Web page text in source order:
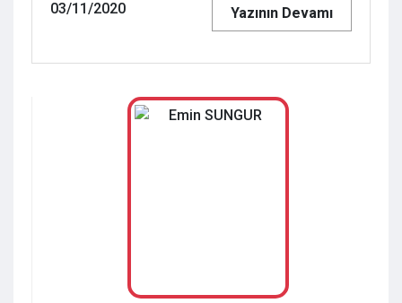
03/11/2020 Yazının Devamı